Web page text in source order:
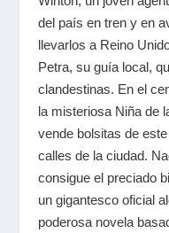
del país en tren y en
llevarlos a Reino
Petra, su guía local,
clandestinas. En el
la misteriosa Niña de
vende bolsitas de
calles de la ciudad.
consigue el preciado
un gigantesco oficial
poderosa novela